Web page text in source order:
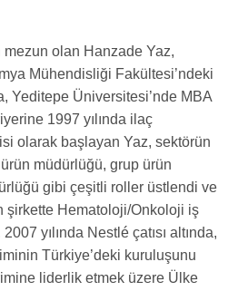
olan Hanzade Yaz,
Mühendisliği Fakültesi’ndeki
Yeditepe Üniversitesi’nde MBA
1997 yılında ilaç
olarak başlayan Yaz, sektörün
müdürlüğü, grup ürün
gibi çeşitli roller üstlendi ve
şirkette Hematoloji/Onkoloji iş
yılında Nestlé çatısı altında,
Türkiye’deki kuruluşunu
liderlik etmek üzere Ülke